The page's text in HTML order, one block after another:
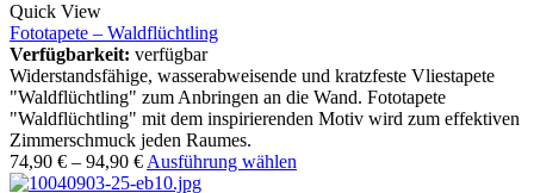
Quick View
Fototapete – Waldflüchtling
Verfügbarkeit: verfügbar
Widerstandsfähige, wasserabweisende und kratzfeste Vliestapete
"Waldflüchtling" zum Anbringen an die Wand. Fototapete
"Waldflüchtling" mit dem inspirierenden Motiv wird zum effektiven
Zimmerschmuck jeden Raumes.
74,90 € – 94,90 € Ausführung wählen